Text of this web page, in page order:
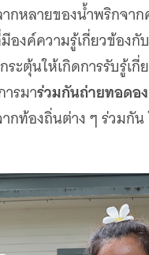
กหลายของน้ำพริกจา
งค์ความรู้เกี่ยวข้อง
ะตุ้นให้เกิดการรับรู้เ
รมาร่วมกันถ่ายทอดอ
กท้องถิ่นต่าง ๆ ร่วม